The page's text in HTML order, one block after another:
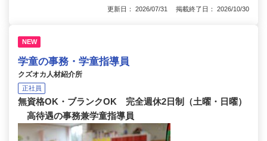
更新日： 2026/07/31 掲載終了日： 2026/10/30
NEW
学童の事務・学童指導員
クズオカ人材紹介所
正社員
無資格OK・ブランクOK 完全週休2日制（土曜・日曜）
高待遇の事務兼学童指導員